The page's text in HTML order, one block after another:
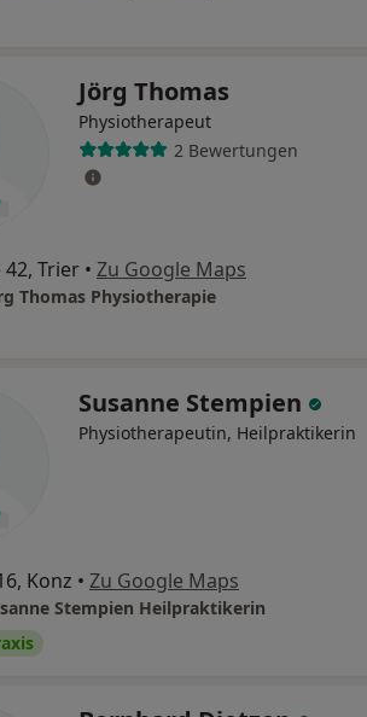
Jörg Thomas
Physiotherapeut
2 Bewertungen
42, Trier • Zu Google Maps
Thomas Physiotherapie
Susanne Stempien
Physiotherapeutin, Heilpraktikerin
Konz • Zu Google Maps
Stempien Heilpraktikerin